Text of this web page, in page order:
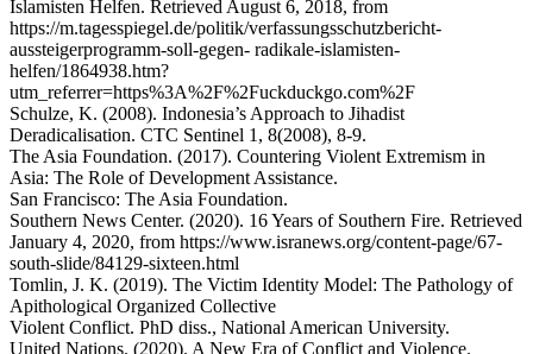
Islamisten Helfen. Retrieved August 6, 2018, from
https://m.tagesspiegel.de/politik/verfassungsschutzbericht-
aussteigerprogramm-soll-gegen- radikale-islamisten-
helfen/1864938.htm?
utm_referrer=https%3A%2F%2Fuckduckgo.com%2F
Schulze, K. (2008). Indonesia’s Approach to Jihadist
Deradicalisation. CTC Sentinel 1, 8(2008), 8-9.
The Asia Foundation. (2017). Countering Violent Extremism in
Asia: The Role of Development Assistance.
San Francisco: The Asia Foundation.
Southern News Center. (2020). 16 Years of Southern Fire. Retrieved
January 4, 2020, from https://www.isranews.org/content-page/67-
south-slide/84129-sixteen.html
Tomlin, J. K. (2019). The Victim Identity Model: The Pathology of
Apithological Organized Collective
Violent Conflict. PhD diss., National American University.
United Nations. (2020). A New Era of Conflict and Violence.